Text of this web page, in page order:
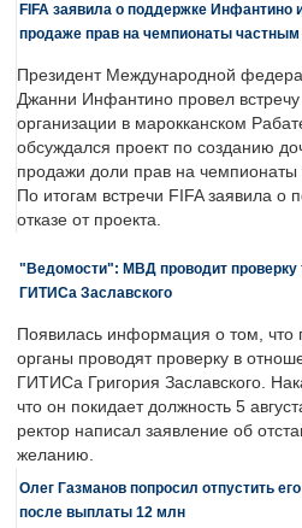
FIFA заявила о поддержке Инфантино
продаже прав на чемпионаты частным
Президент Международной
Джанни Инфантино провел
организации в марокканском
обсуждался проект по созданию
продажи доли прав на чемпионаты
По итогам встречи FIFA заявила о
отказе от проекта.
"Ведомости": МВД проводит проверку
ГИТИСа Заславского
Появилась информация о том, что
органы проводят проверку в
ГИТИСа Григория Заславского.
что он покидает должность 5
ректор написал заявление об
желанию.
Олег Газманов попросил отпустить
после выплаты 12 млн